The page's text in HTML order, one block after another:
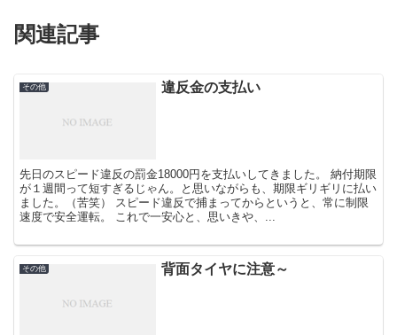
関連記事
その他 違反金の支払い
先日のスピード違反の罰金18000円を支払いしてきました。 納付期限
が１週間って短すぎるじゃん。と思いながらも、期限ギリギリに払い
ました。（苦笑） スピード違反で捕まってからというと、常に制限
速度で安全運転。 これで一安心と、思いきや、...
その他 背面タイヤに注意～